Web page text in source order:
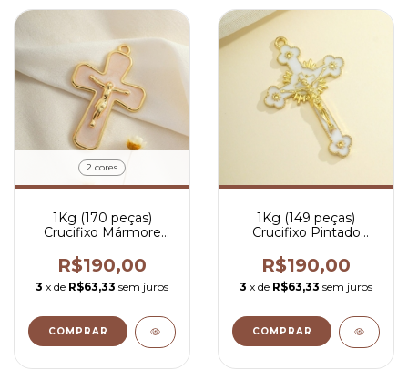
2 cores
1Kg (170 peças)
Crucifixo Mármore
peça
R$190,00
3 x de R$63,33 sem juros
COMPRAR
1Kg (149 peças)
Crucifixo Pintado
peça
R$190,00
3 x de R$63,33 sem juros